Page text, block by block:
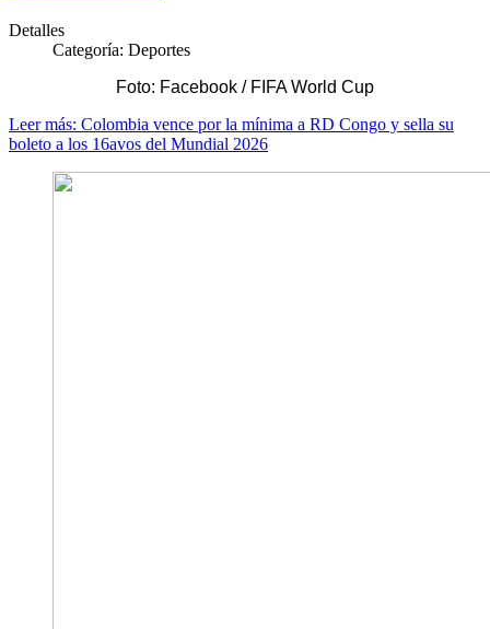
Detalles
Categoría: Deportes
Foto: Facebook / FIFA World Cup
Leer más: Colombia vence por la mínima a RD Congo y sella su
boleto a los 16avos del Mundial 2026